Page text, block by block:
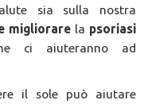
sia sulla nostra
migliorarela psoriasi
ci aiuteranno ad
il sole può aiutare